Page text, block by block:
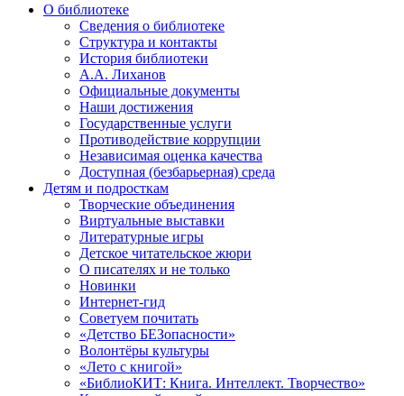
О библиотеке
Сведения о библиотеке
Структура и контакты
История библиотеки
А.А. Лиханов
Официальные документы
Наши достижения
Государственные услуги
Противодействие коррупции
Независимая оценка качества
Доступная (безбарьерная) среда
Детям и подросткам
Творческие объединения
Виртуальные выставки
Литературные игры
Детское читательское жюри
О писателях и не только
Новинки
Интернет-гид
Советуем почитать
«Детство БЕЗопасности»
Волонтёры культуры
«Лето с книгой»
«БиблиоКИТ: Книга. Интеллект. Творчество»